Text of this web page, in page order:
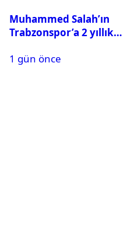
Muhammed Salah’ın
Trabzonspor’a 2 yıllık
1 gün önce